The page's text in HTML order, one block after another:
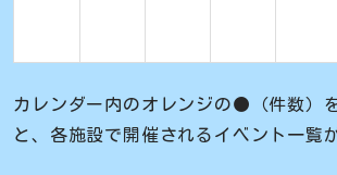
カレンダー内のオレンジの●（件数）
と、各施設で開催されるイベント一覧